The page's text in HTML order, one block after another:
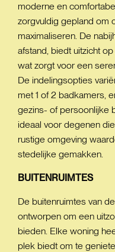
moderne en
zorgvuldig gepland om
maximaliseren. De
afstand, biedt uitzicht
wat zorgt voor een
De indelingsopties
met 1 of 2 badkamers,
gezins- of persoonlijke
ideaal voor degenen
rustige omgeving
stedelijke gemakken.
BUITENRUIMTES
De buitenruimtes van
ontworpen om een
bieden. Elke woning
plek biedt om te